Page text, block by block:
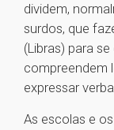
dividem,
surdos, que
(Libras) para
compreendem
expressar
As escolas e